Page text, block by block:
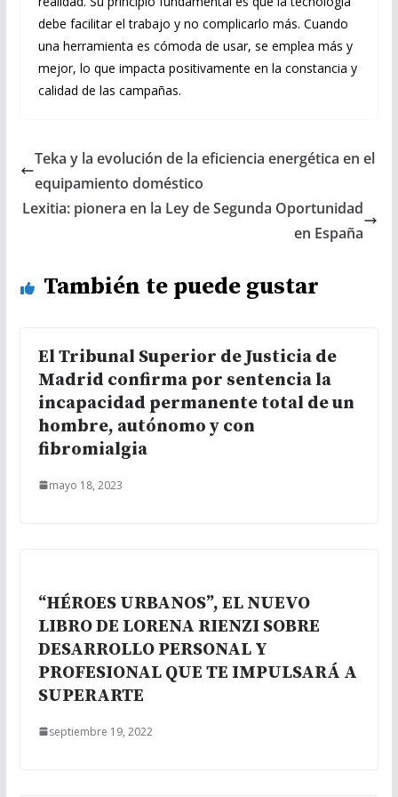
debe facilitar el trabajo y no complicarlo más. Cuando
una herramienta es cómoda de usar, se emplea más y
mejor, lo que impacta positivamente en la constancia y
calidad de las campañas.
Teka y la evolución de la eficiencia energética en el
equipamiento doméstico
Lexitia: pionera en la Ley de Segunda Oportunidad
en España
También te puede gustar
El Tribunal Superior de Justicia de
Madrid confirma por sentencia la
incapacidad permanente total de un
hombre, autónomo y con
fibromialgia
mayo 18, 2023
“HÉROES URBANOS”, EL NUEVO
LIBRO DE LORENA RIENZI SOBRE
DESARROLLO PERSONAL Y
PROFESIONAL QUE TE IMPULSARÁ A
SUPERARTE
septiembre 19, 2022